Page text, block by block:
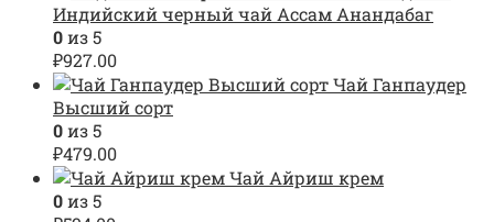
Индийский черный чай Ассам Анандабаг
0из 5
₽927.00
Чай Ганпаудер
Высший сорт
0из 5
₽479.00
Чай Айриш крем
0из 5